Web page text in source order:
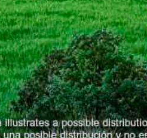
2.200.000